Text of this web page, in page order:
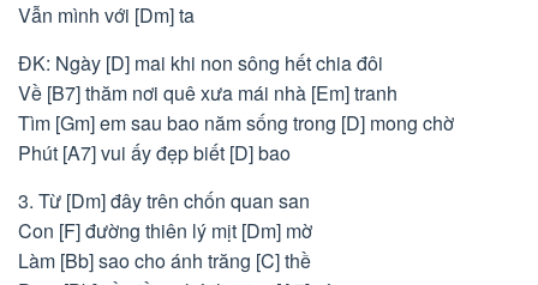
Vẫn mình với [Dm] ta
ĐK: Ngày [D] mai khi non sông hết chia đôi
Về [B7] thăm nơi quê xưa mái nhà [Em] tranh
Tìm [Gm] em sau bao năm sống trong [D] mong chờ
Phút [A7] vui ấy đẹp biết [D] bao
3. Từ [Dm] đây trên chốn quan san
Con [F] đường thiên lý mịt [Dm] mờ
Làm [Bb] sao cho ánh trăng [C] thề